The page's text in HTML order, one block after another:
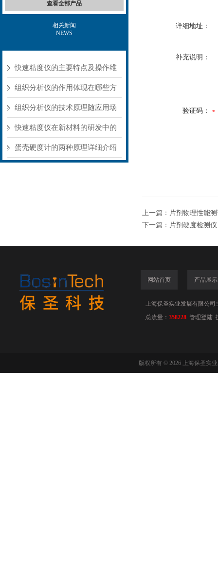
查看全部产品
相关新闻
NEWS
快速粘度仪的主要特点及操作维
护方式
组织分析仪的作用体现在哪些方
面？
组织分析仪的技术原理随应用场
景不同存在明显差异
快速粘度仪在新材料的研发中的
应用
蛋壳硬度计的两种原理详细介绍
详细地址：
补充说明：
验证码：
上一篇： 片剂物理性能
下一篇： 片剂硬度检测仪
网站首页 产品展示
上海保圣实业发展有限公司
总流量： 358228 管理登陆
版权所有 © 2026 上海保圣实